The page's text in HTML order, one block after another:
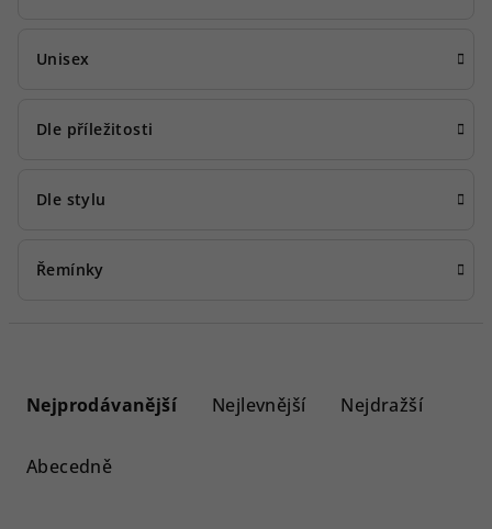
Unisex
Dle příležitosti
Dle stylu
Řemínky
Nejprodávanější Nejlevnější Nejdražší
Abecedně